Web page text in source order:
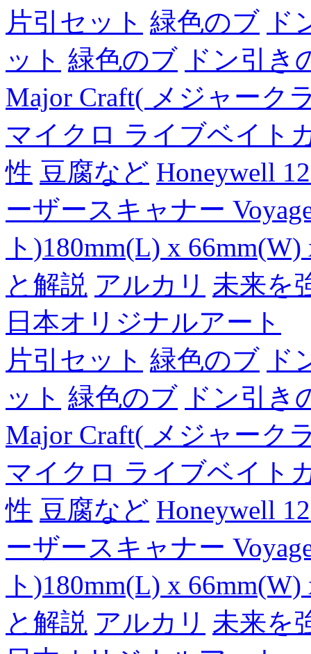
片引セット 緑色のブ ド
ット 緑色のブ ドン引き
Major Craft( メジャーク
マイクロ ライブベイト
性 豆腐など Honeywell
ーザースキャナー
ト)180mm(L) x
と解説 アルカリ 未来を
日本オリジナルアート
片引セット 緑色のブ ド
ット 緑色のブ ドン引き
Major Craft( メジャーク
マイクロ ライブベイト
性 豆腐など Honeywell
ーザースキャナー
ト)180mm(L) x
と解説 アルカリ 未来を